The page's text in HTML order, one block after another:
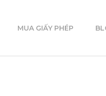
MUA GIẤY PHÉP